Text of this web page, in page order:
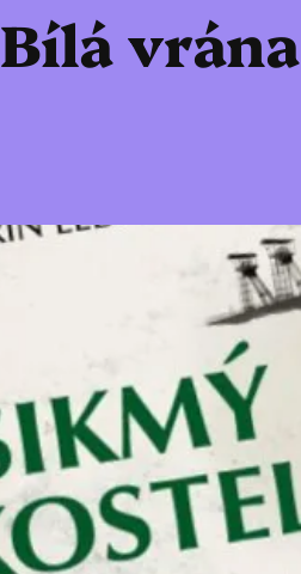
Bílá vrána